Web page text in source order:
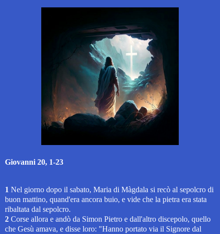
Giovanni 20, 1-23
1 Nel giorno dopo il sabato, Maria di Màgdala si recò al sepolcro di
buon mattino, quand'era ancora buio, e vide che la pietra era stata
ribaltata dal sepolcro.
2 Corse allora e andò da Simon Pietro e dall'altro discepolo, quello
che Gesù amava, e disse loro: "Hanno portato via il Signore dal